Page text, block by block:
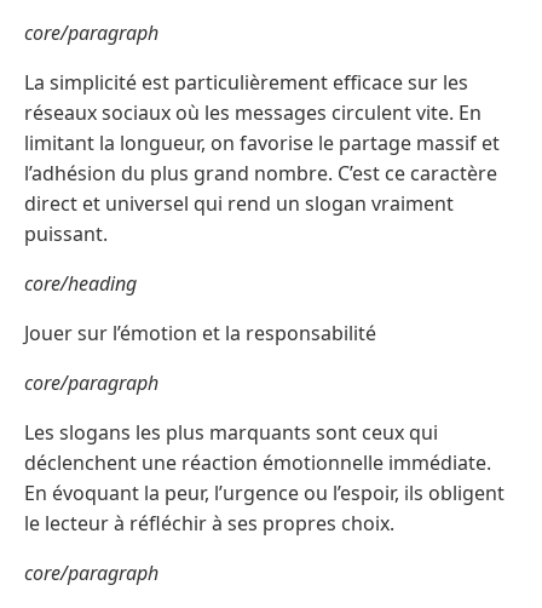
core/paragraph
La simplicité est particulièrement efficace sur les
réseaux sociaux où les messages circulent vite. En
limitant la longueur, on favorise le partage massif et
l’adhésion du plus grand nombre. C’est ce caractère
direct et universel qui rend un slogan vraiment
puissant.
core/heading
Jouer sur l’émotion et la responsabilité
core/paragraph
Les slogans les plus marquants sont ceux qui
déclenchent une réaction émotionnelle immédiate.
En évoquant la peur, l’urgence ou l’espoir, ils obligent
le lecteur à réfléchir à ses propres choix.
core/paragraph